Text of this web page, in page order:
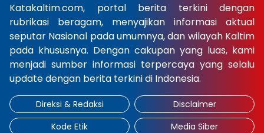
Katakaltim.com, portal berita terkini dengan
rubrikasi beragam, menyajikan informasi aktual
seputar Nasional pada umumnya, dan wilayah Kaltim
pada khususnya. Dengan cakupan yang luas, kami
menjadi sumber informasi terpercaya yang selalu
update dengan berita terkini di Indonesia.
Direksi & Redaksi
Disclaimer
Kode Etik
Media Siber